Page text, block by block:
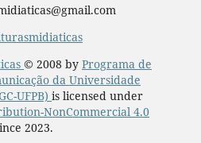
© 2008 by Programa de
da Universidade
UFPB) is licensed under
NonCommercial 4.0
2023.